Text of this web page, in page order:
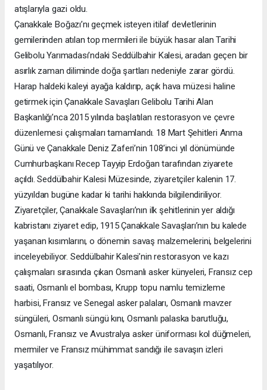
atışlarıyla gazi oldu.
Çanakkale Boğazı’nı geçmek isteyen itilaf devletlerinin
gemilerinden atılan top mermileri ile büyük hasar alan Tarihi
Gelibolu Yarımadası’ndaki Seddülbahir Kalesi, aradan geçen bir
asırlık zaman diliminde doğa şartları nedeniyle zarar gördü.
Harap haldeki kaleyi ayağa kaldırıp, açık hava müzesi haline
getirmek için Çanakkale Savaşları Gelibolu Tarihi Alan
Başkanlığı’nca 2015 yılında başlatılan restorasyon ve çevre
düzenlemesi çalışmaları tamamlandı. 18 Mart Şehitleri Anma
Günü ve Çanakkale Deniz Zaferi’nin 108’inci yıl dönümünde
Cumhurbaşkanı Recep Tayyip Erdoğan tarafından ziyarete
açıldı. Seddülbahir Kalesi Müzesinde, ziyaretçiler kalenin 17.
yüzyıldan bugüne kadar ki tarihi hakkında bilgilendiriliyor.
Ziyaretçiler, Çanakkale Savaşları’nın ilk şehitlerinin yer aldığı
kabristanı ziyaret edip, 1915 Çanakkale Savaşları’nın bu kalede
yaşanan kısımlarını, o dönemin savaş malzemelerini, belgelerini
inceleyebiliyor. Seddülbahir Kalesi’nin restorasyon ve kazı
çalışmaları sırasında çıkan Osmanlı asker künyeleri, Fransız cep
saati, Osmanlı el bombası, Krupp topu namlu temizleme
harbisi, Fransız ve Senegal asker palaları, Osmanlı mavzer
süngüleri, Osmanlı süngü kını, Osmanlı palaska barutluğu,
Osmanlı, Fransız ve Avustralya asker üniforması kol düğmeleri,
mermiler ve Fransız mühimmat sandığı ile savaşın izleri
yaşatılıyor.